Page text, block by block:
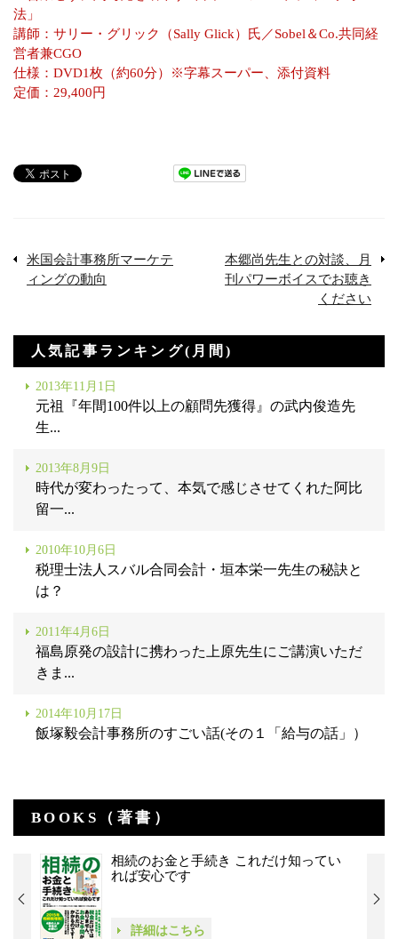
法」
講師：サリー・グリック（Sally Glick）氏／Sobel＆Co.共同経
営者兼CGO
仕様：DVD1枚（約60分）※字幕スーパー、添付資料
定価：29,400円
米国会計事務所マーケテ
ィングの動向
本郷尚先生との対談、月
刊パワーボイスでお聴き
ください
人気記事ランキング(月間)
2013年11月1日
元祖『年間100件以上の顧問先獲得』の武内俊造先
生...
2013年8月9日
時代が変わったって、本気で感じさせてくれた阿比
留一...
2010年10月6日
税理士法人スバル合同会計・垣本栄一先生の秘訣と
は？
2011年4月6日
福島原発の設計に携わった上原先生にご講演いただ
きま...
2014年10月17日
飯塚毅会計事務所のすごい話(その１「給与の話」）
BOOKS（著書）
相続のお金と手続き これだけ知ってい
れば安心です
詳細はこちら